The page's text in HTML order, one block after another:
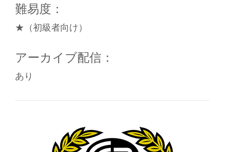
難易度：
★（初級者向け）
アーカイブ配信：
あり